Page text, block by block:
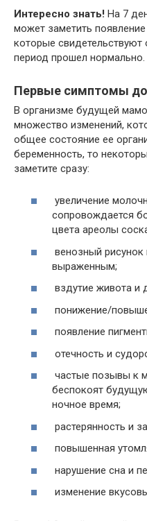
Интересно знать! На 7
может заметить
которые
период прошел нормально.
Первые симптомы
В организме будущей
множество изменений,
общее состояние ее
беременность, то
заметите сразу:
увеличение
сопровождается
цвета ареолы
венозный рисунок
выраженным;
вздутие живота и
понижение/
появление
отечность и
частые позывы к
беспокоят
ночное время;
растерянность и
повышенная
нарушение сна и
изменение